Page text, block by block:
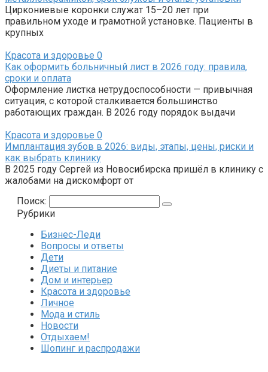
Циркониевые коронки служат 15–20 лет при
правильном уходе и грамотной установке. Пациенты в
крупных
Красота и здоровье 0
Как оформить больничный лист в 2026 году: правила,
сроки и оплата
Оформление листка нетрудоспособности — привычная
ситуация, с которой сталкивается большинство
работающих граждан. В 2026 году порядок выдачи
Красота и здоровье 0
Имплантация зубов в 2026: виды, этапы, цены, риски и
как выбрать клинику
В 2025 году Сергей из Новосибирска пришёл в клинику с
жалобами на дискомфорт от
Поиск:
Рубрики
Бизнес-Леди
Вопросы и ответы
Дети
Диеты и питание
Дом и интерьер
Красота и здоровье
Личное
Мода и стиль
Новости
Отдыхаем!
Шопинг и распродажи